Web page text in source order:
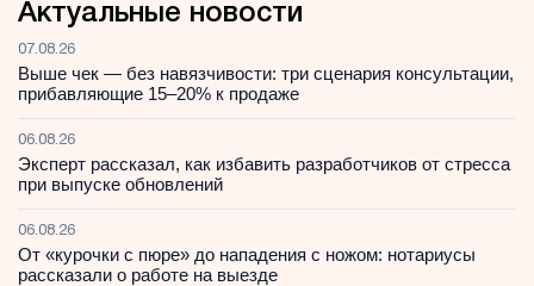
Актуальные новости
07.08.26
Выше чек — без навязчивости: три сценария консультации,
прибавляющие 15–20% к продаже
06.08.26
Эксперт рассказал, как избавить разработчиков от стресса
при выпуске обновлений
06.08.26
От «курочки с пюре» до нападения с ножом: нотариусы
рассказали о работе на выезде